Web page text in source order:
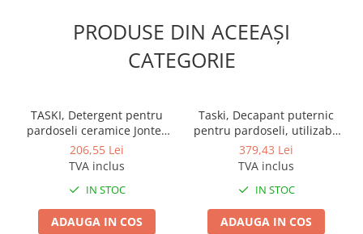
PRODUSE DIN ACEEAȘI
CATEGORIE
TASKI, Detergent pentru
pardoseli ceramice Jontec
Ceramica, 5L
206,55 Lei
TVA inclus
IN STOC
ADAUGA IN COS
Taski, Decapant puternic
pentru pardoseli, utilizabil
fara clatire Jontec No.1, 5L
379,43 Lei
TVA inclus
IN STOC
ADAUGA IN COS